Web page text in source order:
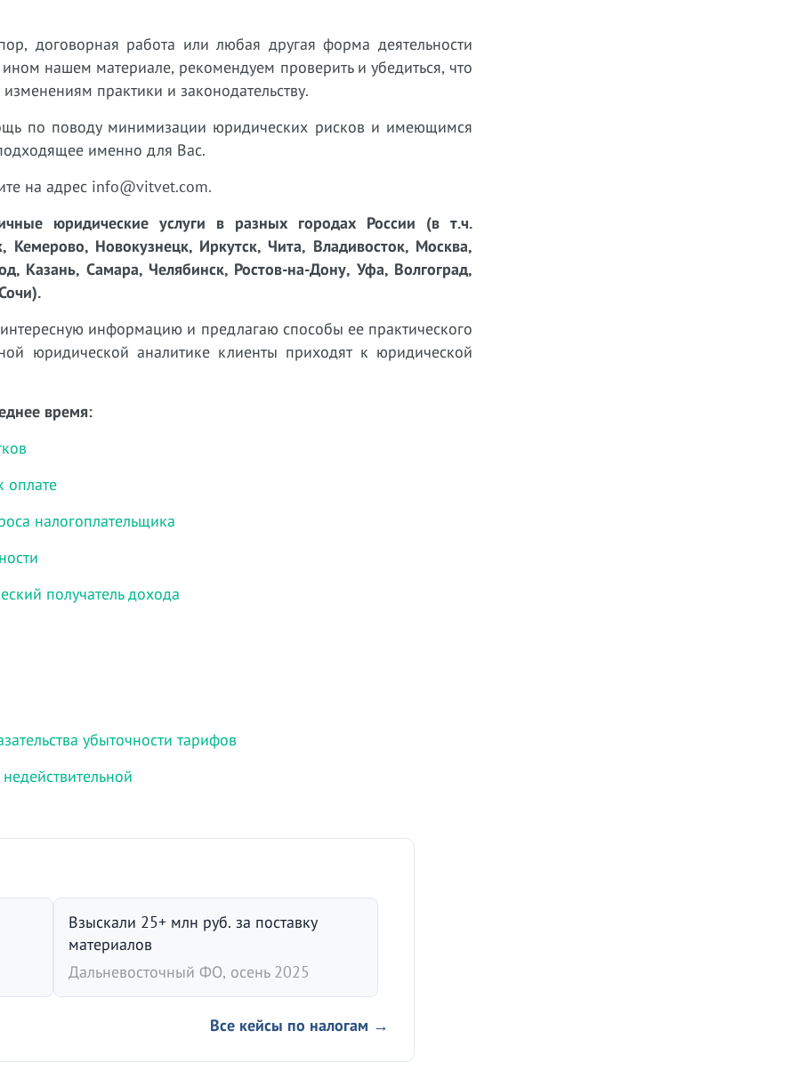
договорная работа или любая другая форма деятельности
нашем материале, рекомендуем проверить и убедиться, что
практики и законодательству.
по поводу минимизации юридических рисков и имеющимся
именно для Вас.
на адрес info@vitvet.com.
юридические услуги в разных городах России (в т.ч.
Кемерово, Новокузнецк, Иркутск, Чита, Владивосток, Москва,
Казань, Самара, Челябинск, Ростов-на-Дону, Уфа, Волгоград,
информацию и предлагаю способы ее практического
юридической аналитике клиенты приходят к юридической
время:
оплате
налогоплательщика
получатель дохода
убыточности тарифов
Взыскали 25+ млн руб. за поставку
материалов
Дальневосточный ФО, осень 2025
Все кейсы по налогам →